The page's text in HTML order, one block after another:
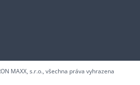
MAXX, s.r.o., všechna práva vyhrazena